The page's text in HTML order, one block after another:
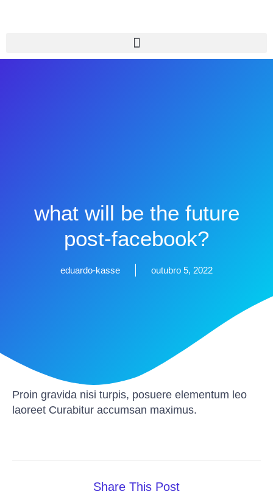
what will be the future
post-facebook?
eduardo-kasse outubro 5, 2022
Proin gravida nisi turpis, posuere elementum leo
laoreet Curabitur accumsan maximus.
Share This Post